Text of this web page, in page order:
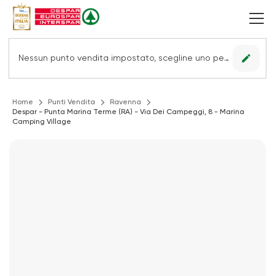
Nessun punto vendita impostato, scegline uno per vedere le offerte. edit
Home Punti Vendita
Ravenna
Despar - Punta Marina Terme (RA) - Via Dei Campeggi, 8 - Marina
Camping Village